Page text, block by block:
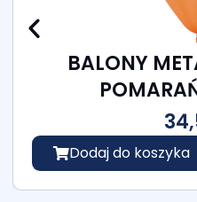
BALONY
Dodaj do koszyka